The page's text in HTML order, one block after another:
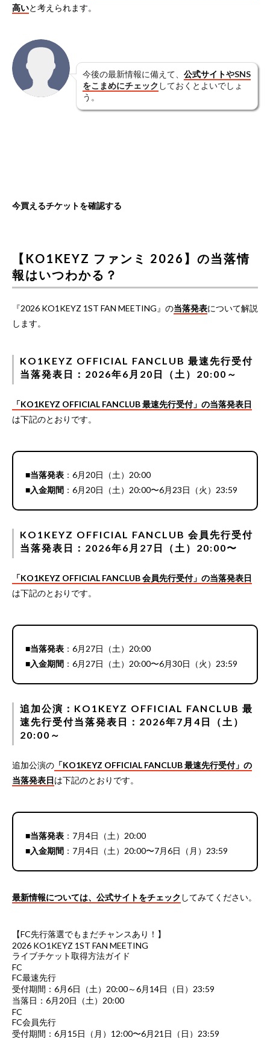
高いと考えられます。
今後の最新情報に備えて、 公式サイトやSNS
をこまめにチェック しておくとよいでしょ
う。
今買えるチケットを確認する
【KO1KEYZ ファンミ 2026】の当落情
報はいつわかる？
『2026 KO1KEYZ 1ST FAN MEETING』の当落発表について解説
します。
KO1KEYZ OFFICIAL FANCLUB 最速先行受付
当落発表日：2026年6月20日（土）20:00～
「KO1KEYZ OFFICIAL FANCLUB 最速先行受付」の当落発表日
は下記のとおりです。
■当落発表 ：6月20日（土）20:00
■入金期間 ：6月20日（土）20:00〜6月23日（火）23:59
KO1KEYZ OFFICIAL FANCLUB 会員先行受付
当落発表日：2026年6月27日（土）20:00〜
「KO1KEYZ OFFICIAL FANCLUB 会員先行受付」の当落発表日
は下記のとおりです。
■当落発表 ：6月27日（土）20:00
■入金期間 ：6月27日（土）20:00〜6月30日（火）23:59
追加公演：KO1KEYZ OFFICIAL FANCLUB 最
速先行受付当落発表日：2026年7月4日（土）
20:00～
追加公演の 「KO1KEYZ OFFICIAL FANCLUB 最速先行受付」の
当落発表日は下記のとおりです。
■当落発表 ：7月4日（土）20:00
■入金期間 ：7月4日（土）20:00〜7月6日（月）23:59
最新情報については、 公式サイトをチェック してみてください。
【FC先行落選でもまだチャンスあり！】
2026 KO1KEYZ 1ST FAN MEETING
ライブチケット取得方法ガイド
FC
FC最速先行
受付期間：6月6日（土）20:00～6月14日（日）23:59
当落日：6月20日（土）20:00
FC
FC会員先行
受付期間：6月15日（月）12:00〜6月21日（日）23:59